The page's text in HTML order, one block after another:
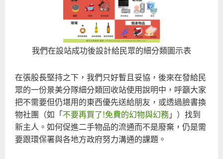
我們在設站成功後設計給民眾的細分類圖示表
在張股長堅持之下，我們只好暫且妥協，後來在發給民
眾的一份景美分隊細分類回收站使用說明中，呼籲大家
把不需要但仍堪用的東西優先送給朋友，或透過臉書換
物社團（如「不要再買了!免費的幻物與幻務」）找到
新主人。如何促進二手物品的流通而不是廢棄，仍是需
要跟環保署與各地方政府努力溝通的課題。